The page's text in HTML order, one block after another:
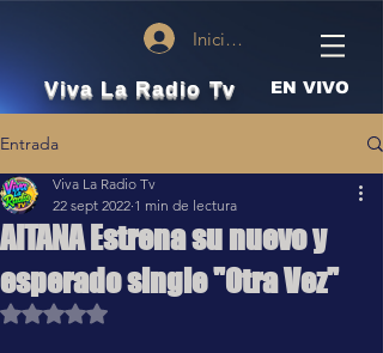
Iniciar sesión
Viva La Radio Tv EN VIVO
Entrada
AITANA Estrena su nuevo y
esperado single "Otra Vez"
Viva La Radio Tv
22 sept 2022 1 min de lectura
Obtuvo NaN de 5 estrellas.